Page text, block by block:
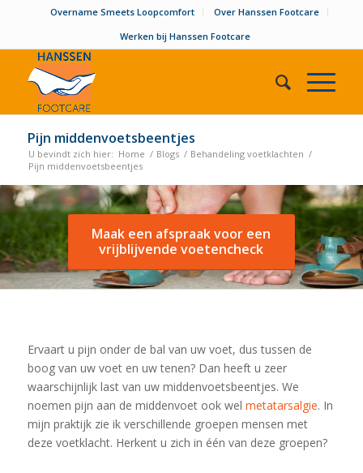
Overname Smeets Loopcomfort
Over Hanssen Footcare
Werken bij Hanssen Footcare
Pijn middenvoetsbeentjes
U bevindt zich hier: Home / Blogs / Behandeling voetklachten /
Pijn middenvoetsbeentjes
Maak een afspraak voor een
vrijblijvende voetencheck
Ervaart u pijn onder de bal van uw voet, dus tussen de
boog van uw voet en uw tenen? Dan heeft u zeer
waarschijnlijk last van uw middenvoetsbeentjes. We
noemen pijn aan de middenvoet ook wel metatarsalgie. In
mijn praktijk zie ik verschillende groepen mensen met
deze voetklacht. Herkent u zich in één van deze groepen?